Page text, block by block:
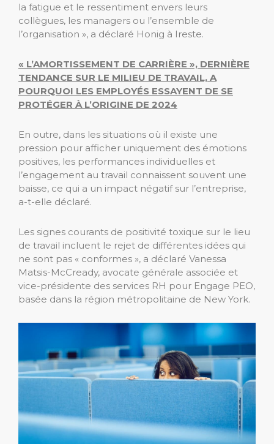
la fatigue et le ressentiment envers leurs
collègues, les managers ou l’ensemble de
l’organisation », a déclaré Honig à Ireste.
« L’AMORTISSEMENT DE CARRIÈRE », DERNIÈRE
TENDANCE SUR LE MILIEU DE TRAVAIL, A
POURQUOI LES EMPLOYÉS ESSAYENT DE SE
PROTÉGER À L’ORIGINE DE 2024
En outre, dans les situations où il existe une
pression pour afficher uniquement des émotions
positives, les performances individuelles et
l’engagement au travail connaissent souvent une
baisse, ce qui a un impact négatif sur l’entreprise,
a-t-elle déclaré.
Les signes courants de positivité toxique sur le lieu
de travail incluent le rejet de différentes idées qui
ne sont pas « conformes », a déclaré Vanessa
Matsis-McCready, avocate générale associée et
vice-présidente des services RH pour Engage PEO,
basée dans la région métropolitaine de New York.